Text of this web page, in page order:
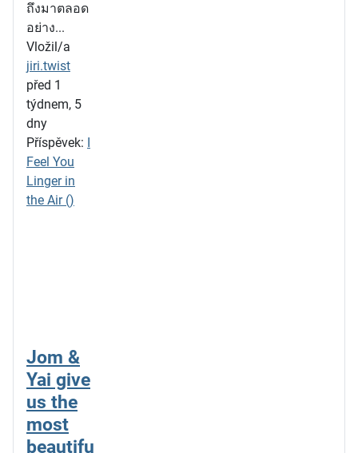
ถึงมาตลอด
อย่าง...
Vložil/a
jiri.twist
před 1
týdnem, 5
dny
Příspěvek: I
Feel You
Linger in
the Air ()
Jom &
Yai give
us the
most
beautifu